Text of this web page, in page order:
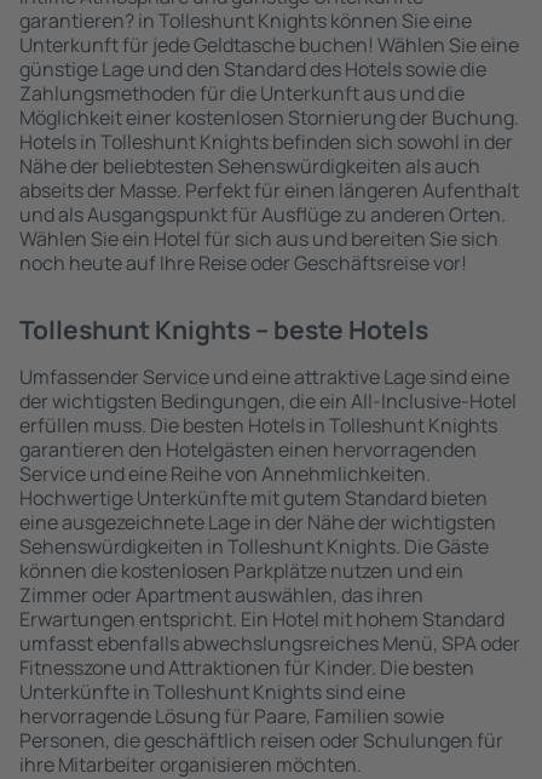
garantieren? in Tolleshunt Knights können Sie eine
Unterkunft für jede Geldtasche buchen! Wählen Sie eine
günstige Lage und den Standard des Hotels sowie die
Zahlungsmethoden für die Unterkunft aus und die
Möglichkeit einer kostenlosen Stornierung der Buchung.
Hotels in Tolleshunt Knights befinden sich sowohl in der
Nähe der beliebtesten Sehenswürdigkeiten als auch
abseits der Masse. Perfekt für einen längeren Aufenthalt
und als Ausgangspunkt für Ausflüge zu anderen Orten.
Wählen Sie ein Hotel für sich aus und bereiten Sie sich
noch heute auf Ihre Reise oder Geschäftsreise vor!
Tolleshunt Knights – beste Hotels
Umfassender Service und eine attraktive Lage sind eine
der wichtigsten Bedingungen, die ein All-Inclusive-Hotel
erfüllen muss. Die besten Hotels in Tolleshunt Knights
garantieren den Hotelgästen einen hervorragenden
Service und eine Reihe von Annehmlichkeiten.
Hochwertige Unterkünfte mit gutem Standard bieten
eine ausgezeichnete Lage in der Nähe der wichtigsten
Sehenswürdigkeiten in Tolleshunt Knights. Die Gäste
können die kostenlosen Parkplätze nutzen und ein
Zimmer oder Apartment auswählen, das ihren
Erwartungen entspricht. Ein Hotel mit hohem Standard
umfasst ebenfalls abwechslungsreiches Menü, SPA oder
Fitnesszone und Attraktionen für Kinder. Die besten
Unterkünfte in Tolleshunt Knights sind eine
hervorragende Lösung für Paare, Familien sowie
Personen, die geschäftlich reisen oder Schulungen für
ihre Mitarbeiter organisieren möchten.